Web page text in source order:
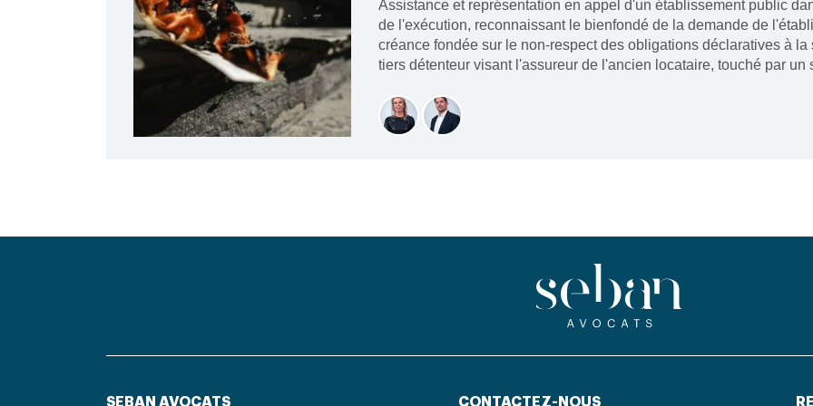
Assistance et représentation en appel d'un établissement public
de l'exécution, reconnaissant le bienfondé de la demande de
créance fondée sur le non-respect des obligations déclaratives à
tiers détenteur visant l'assureur de l'ancien locataire, touché par un
SEBAN AVOCATS CONTACTEZ-NOUS